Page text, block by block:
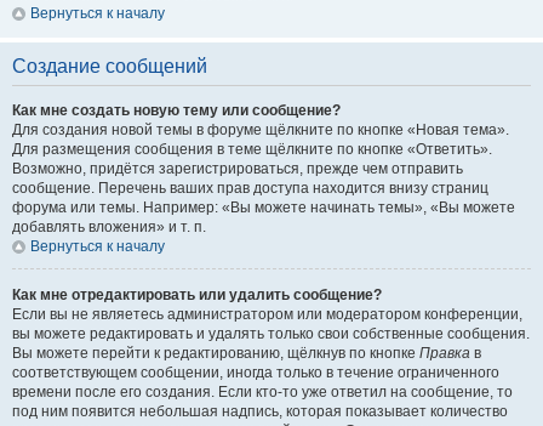
Вернуться к началу
Создание сообщений
Как мне создать новую тему или сообщение?
Для создания новой темы в форуме щёлкните по кнопке «Новая тема».
Для размещения сообщения в теме щёлкните по кнопке «Ответить».
Возможно, придётся зарегистрироваться, прежде чем отправить
сообщение. Перечень ваших прав доступа находится внизу страниц
форума или темы. Например: «Вы можете начинать темы», «Вы можете
добавлять вложения» и т. п.
Вернуться к началу
Как мне отредактировать или удалить сообщение?
Если вы не являетесь администратором или модератором конференции,
вы можете редактировать и удалять только свои собственные сообщения.
Вы можете перейти к редактированию, щёлкнув по кнопке Правка в
соответствующем сообщении, иногда только в течение ограниченного
времени после его создания. Если кто-то уже ответил на сообщение, то
под ним появится небольшая надпись, которая показывает количество